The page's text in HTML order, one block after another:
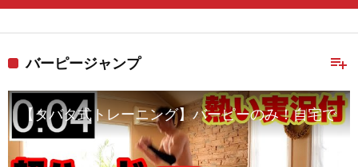
playlist_add
バーピージャンプ
【タバタ式トレーニング】バーピーのみ！自宅で